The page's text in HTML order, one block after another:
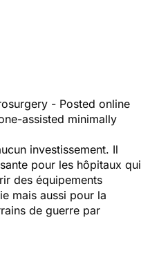
- Posted online
assisted minimally
investissement. Il
pour les hôpitaux qui
des équipements
mais aussi pour la
de guerre par